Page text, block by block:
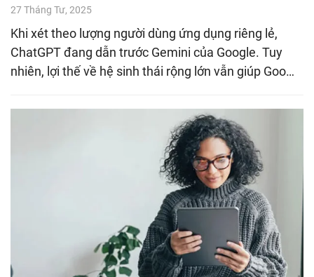
27 Tháng Tư, 2025
Khi xét theo lượng người dùng ứng dụng riêng lẻ,
ChatGPT đang dẫn trước Gemini của Google. Tuy
nhiên, lợi thế về hệ sinh thái rộng lớn vẫn giúp Goo…